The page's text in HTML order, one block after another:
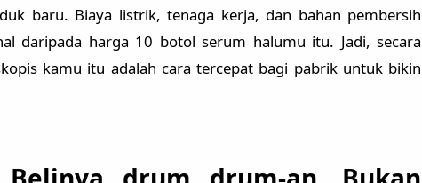
baru. Biaya listrik, tenaga kerja, dan bahan pembersih
daripada harga 10 botol serum halumu itu. Jadi, secara
kamu itu adalah cara tercepat bagi pabrik untuk bikin